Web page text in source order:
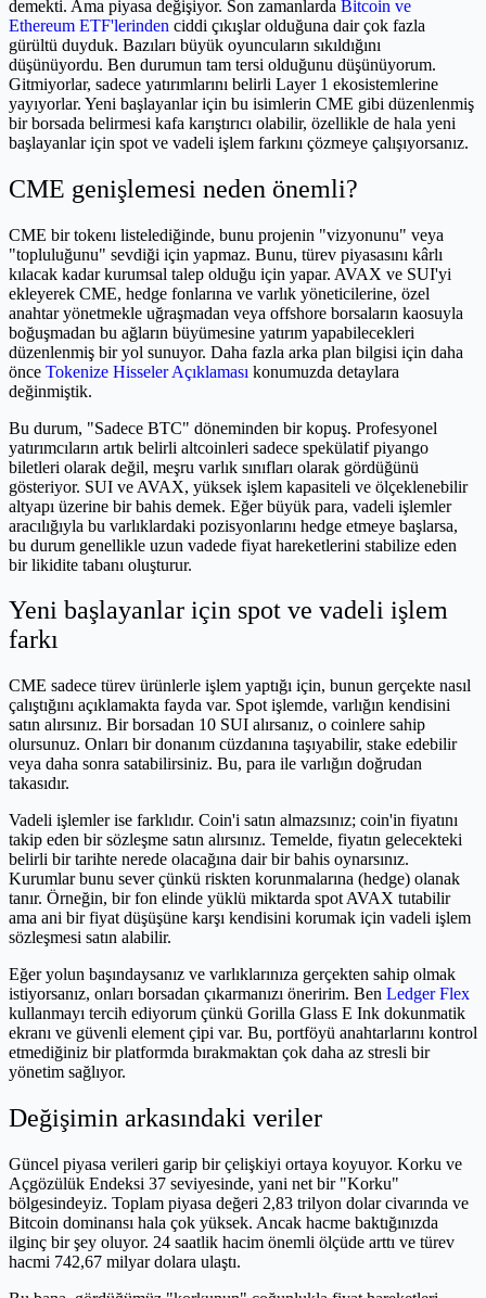
demekti. Ama piyasa değişiyor. Son zamanlarda Bitcoin ve
Ethereum ETF'lerinden ciddi çıkışlar olduğuna dair çok fazla
gürültü duyduk. Bazıları büyük oyuncuların sıkıldığını
düşünüyordu. Ben durumun tam tersi olduğunu düşünüyorum.
Gitmiyorlar, sadece yatırımlarını belirli Layer 1 ekosistemlerine
yayıyorlar. Yeni başlayanlar için bu isimlerin CME gibi düzenlenmiş
bir borsada belirmesi kafa karıştırıcı olabilir, özellikle de hala yeni
başlayanlar için spot ve vadeli işlem farkını çözmeye çalışıyorsanız.
CME genişlemesi neden önemli?
CME bir tokenı listelediğinde, bunu projenin "vizyonunu" veya
"topluluğunu" sevdiği için yapmaz. Bunu, türev piyasasını kârlı
kılacak kadar kurumsal talep olduğu için yapar. AVAX ve SUI'yi
ekleyerek CME, hedge fonlarına ve varlık yöneticilerine, özel
anahtar yönetmekle uğraşmadan veya offshore borsaların kaosuyla
boğuşmadan bu ağların büyümesine yatırım yapabilecekleri
düzenlenmiş bir yol sunuyor. Daha fazla arka plan bilgisi için daha
önce Tokenize Hisseler Açıklaması konumuzda detaylara
değinmiştik.
Bu durum, "Sadece BTC" döneminden bir kopuş. Profesyonel
yatırımcıların artık belirli altcoinleri sadece spekülatif piyango
biletleri olarak değil, meşru varlık sınıfları olarak gördüğünü
gösteriyor. SUI ve AVAX, yüksek işlem kapasiteli ve ölçeklenebilir
altyapı üzerine bir bahis demek. Eğer büyük para, vadeli işlemler
aracılığıyla bu varlıklardaki pozisyonlarını hedge etmeye başlarsa,
bu durum genellikle uzun vadede fiyat hareketlerini stabilize eden
bir likidite tabanı oluşturur.
Yeni başlayanlar için spot ve vadeli işlem
farkı
CME sadece türev ürünlerle işlem yaptığı için, bunun gerçekte nasıl
çalıştığını açıklamakta fayda var. Spot işlemde, varlığın kendisini
satın alırsınız. Bir borsadan 10 SUI alırsanız, o coinlere sahip
olursunuz. Onları bir donanım cüzdanına taşıyabilir, stake edebilir
veya daha sonra satabilirsiniz. Bu, para ile varlığın doğrudan
takasıdır.
Vadeli işlemler ise farklıdır. Coin'i satın almazsınız; coin'in fiyatını
takip eden bir sözleşme satın alırsınız. Temelde, fiyatın gelecekteki
belirli bir tarihte nerede olacağına dair bir bahis oynarsınız.
Kurumlar bunu sever çünkü riskten korunmalarına (hedge) olanak
tanır. Örneğin, bir fon elinde yüklü miktarda spot AVAX tutabilir
ama ani bir fiyat düşüşüne karşı kendisini korumak için vadeli işlem
sözleşmesi satın alabilir.
Eğer yolun başındaysanız ve varlıklarınıza gerçekten sahip olmak
istiyorsanız, onları borsadan çıkarmanızı öneririm. Ben Ledger Flex
kullanmayı tercih ediyorum çünkü Gorilla Glass E Ink dokunmatik
ekranı ve güvenli element çipi var. Bu, portföyü anahtarlarını kontrol
etmediğiniz bir platformda bırakmaktan çok daha az stresli bir
yönetim sağlıyor.
Değişimin arkasındaki veriler
Güncel piyasa verileri garip bir çelişkiyi ortaya koyuyor. Korku ve
Açgözülük Endeksi 37 seviyesinde, yani net bir "Korku"
bölgesindeyiz. Toplam piyasa değeri 2,83 trilyon dolar civarında ve
Bitcoin dominansı hala çok yüksek. Ancak hacme baktığınızda
ilginç bir şey oluyor. 24 saatlik hacim önemli ölçüde arttı ve türev
hacmi 742,67 milyar dolara ulaştı.